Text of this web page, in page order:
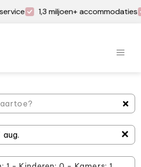
1,3 miljoen+ accommodaties
＋